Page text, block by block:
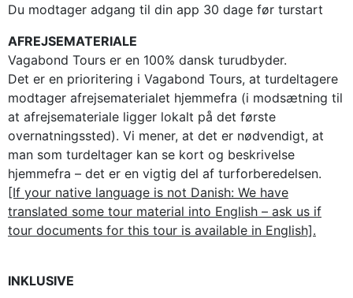
Du modtager adgang til din app 30 dage før turstart
AFREJSEMATERIALE
Vagabond Tours er en 100% dansk turudbyder.
Det er en prioritering i Vagabond Tours, at turdeltagere
modtager afrejsematerialet hjemmefra (i modsætning til
at afrejsemateriale ligger lokalt på det første
overnatningssted). Vi mener, at det er nødvendigt, at
man som turdeltager kan se kort og beskrivelse
hjemmefra – det er en vigtig del af turforberedelsen.
[If your native language is not Danish: We have
translated some tour material into English – ask us if
tour documents for this tour is available in English].
INKLUSIVE